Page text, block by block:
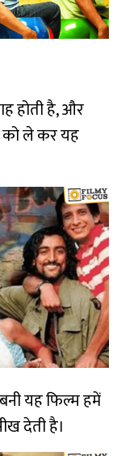
होती है, और
को ले कर यह
यह फिल्म हमें
देती है।